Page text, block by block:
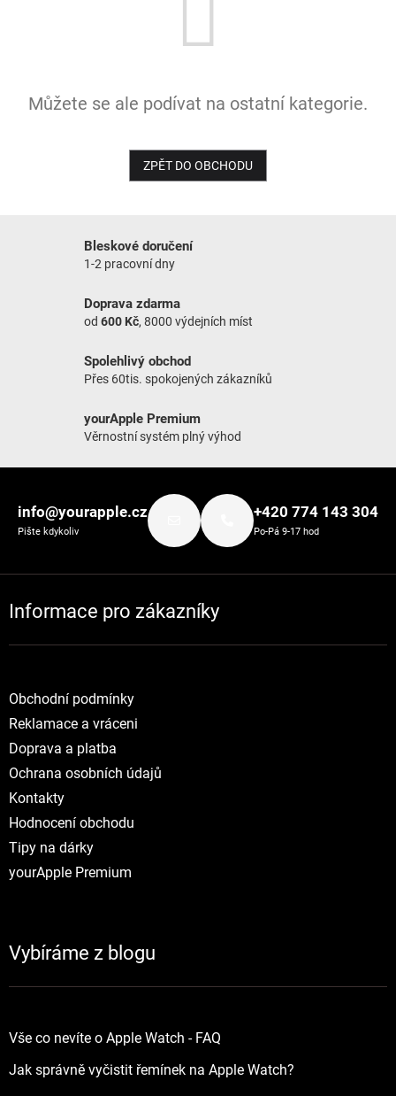
Můžete se ale podívat na ostatní kategorie.
ZPĚT DO OBCHODU
Bleskové doručení
1-2 pracovní dny
Doprava zdarma
od 600 Kč, 8000 výdejních míst
Spolehlivý obchod
Přes 60tis. spokojených zákazníků
yourApple Premium
Věrnostní systém plný výhod
info@yourapple.cz
Pište kdykoliv
+420 774 143 304
Po-Pá 9-17 hod
Informace pro zákazníky
Obchodní podmínky
Reklamace a vráceni
Doprava a platba
Ochrana osobních údajů
Kontakty
Hodnocení obchodu
Tipy na dárky
yourApple Premium
Vybíráme z blogu
Vše co nevíte o Apple Watch - FAQ
Jak správně vyčistit řemínek na Apple Watch?